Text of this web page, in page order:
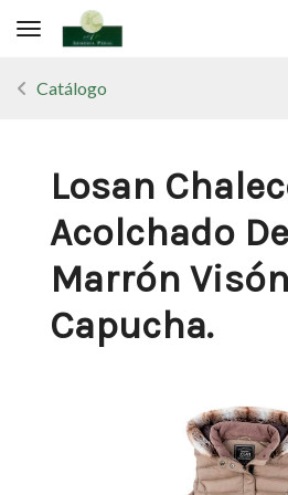
Toggle navigation
Catálogo
Losan
Acolchado
Marrón
Capucha.